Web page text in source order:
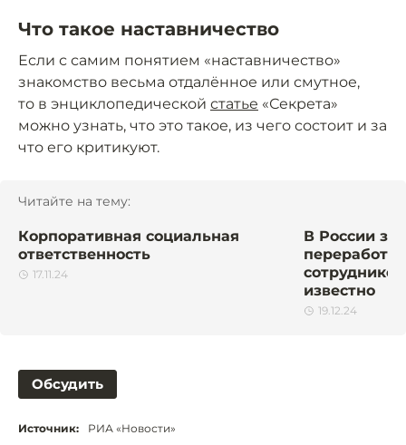
Что такое наставничество
Если с самим понятием «наставничество»
знакомство весьма отдалённое или смутное,
то в энциклопедической статье «Секрета»
можно узнать, что это такое, из чего состоит и за
что его критикуют.
Читайте на тему:
Корпоративная социальная
ответственность
17.11.24
В России
известно
19.12.24
Обсудить
Источник: РИА «Новости»